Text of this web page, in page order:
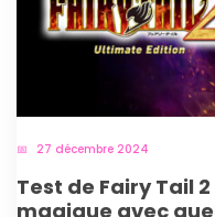
27 décembre 2024
Test de Fairy Tail
magique avec